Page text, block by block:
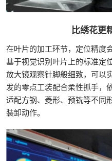
比绣花更
在叶片的加工环节，定位精度
基于视觉识别叶片上的标准定
放大镜观察针脚般细致，可以
发的零点工装配合柔性抓手，
适配方钢、菱形、预铣等不同
装卸动作。